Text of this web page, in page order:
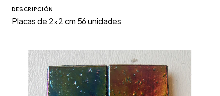
DESCRIPCIÓN
Placas de 2x2 cm 56 unidades